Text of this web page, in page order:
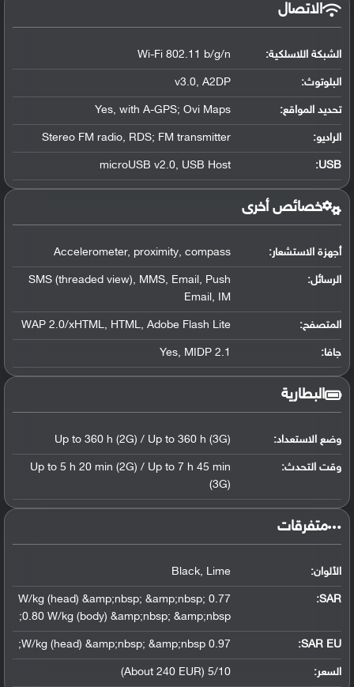
الاتصال
الشبكة اللاسلكية: Wi-Fi 802.11 b/g/n
البلوتوث:
v3.0, A2DP
تحديد المواقع:
Yes, with A-GPS; Ovi Maps
الراديو: Stereo FM radio, RDS; FM transmitter
USB
:
microUSB v2.0, USB Host
خصائص أخرى
أجهزة الاستشعار: Accelerometer, proximity, compass
الرسائل:
SMS (threaded view), MMS, Email, Push
Email, IM
المتصفح: WAP 2.0/xHTML, HTML, Adobe Flash Lite
جافا: Yes, MIDP 2.1
البطارية
وضع الاستعداد: Up to 360 h (2G) / Up to 360 h (3G)
وقت التحدث:
Up to 5 h 20 min (2G) / Up to 7 h 45 min
(3G)
‏متفرقات‏
الألوان: Black, Lime
SAR
:
0.77 W/kg (head) &amp;nbsp; &amp;nbsp;
0.80 W/kg (body) &amp;nbsp; &amp;nbsp;
SAR EU:
0.97 W/kg (head) &amp;nbsp; &amp;nbsp;
السعر: 5/10 (About 240 EUR)